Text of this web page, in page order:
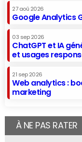
27 aoû 2026
Google Analytics
03 sep 2026
ChatGPT et IA
et usages
21 sep 2026
Web analytics :
marketing
À NE PAS RATER